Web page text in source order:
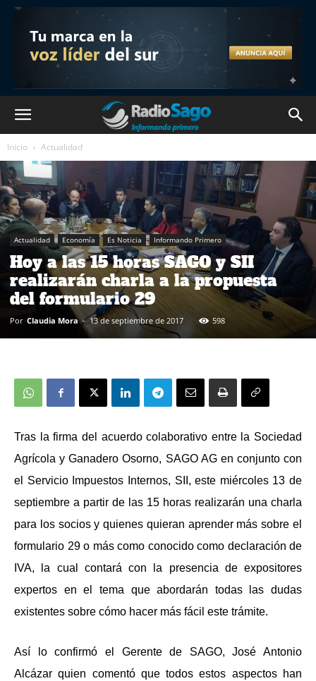
Inicio Actualidad
Actualidad Economía Es Noticia Informando Primero
Hoy a las 15 horas SAGO y SII
realizarán charla a la propuesta
del formulario 29
Por Claudia Mora - 13 de septiembre de 2017 598
Tras la firma del acuerdo colaborativo entre la Sociedad
Agrícola y Ganadero Osorno, SAGO AG en conjunto con
el Servicio Impuestos Internos, SII, este miércoles 13 de
septiembre a partir de las 15 horas realizarán una charla
para los socios y quienes quieran aprender más sobre el
formulario 29 o más como conocido como declaración de
IVA, la cual contará con la presencia de expositores
expertos en el tema que abordarán todas las dudas
existentes sobre cómo hacer más fácil este trámite.
Así lo confirmó el Gerente de SAGO, José Antonio
Alcázar quien comentó que todos estos aspectos han